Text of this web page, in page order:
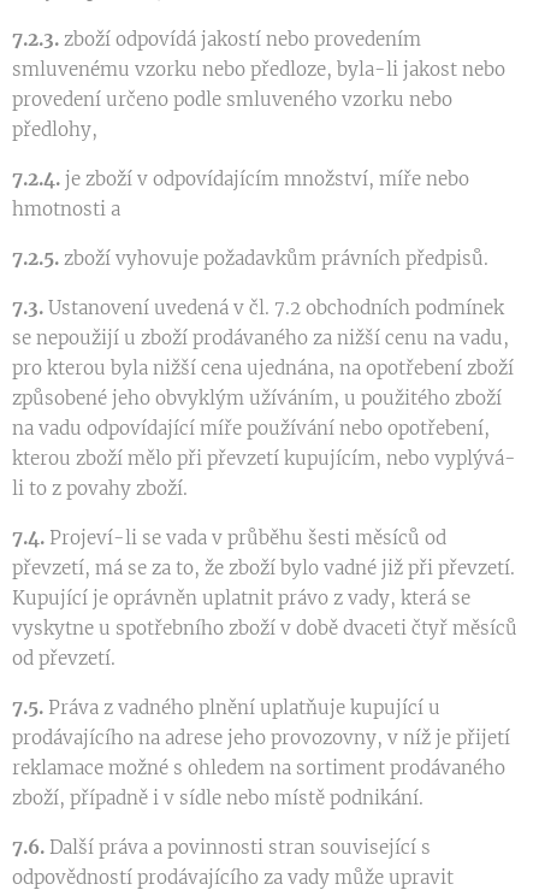
7.2.3. zboží odpovídá jakostí nebo provedením
smluvenému vzorku nebo předloze, byla-li jakost nebo
provedení určeno podle smluveného vzorku nebo
předlohy,
7.2.4. je zboží v odpovídajícím množství, míře nebo
hmotnosti a
7.2.5. zboží vyhovuje požadavkům právních předpisů.
7.3. Ustanovení uvedená v čl. 7.2 obchodních podmínek
se nepoužijí u zboží prodávaného za nižší cenu na vadu,
pro kterou byla nižší cena ujednána, na opotřebení zboží
způsobené jeho obvyklým užíváním, u použitého zboží
na vadu odpovídající míře používání nebo opotřebení,
kterou zboží mělo při převzetí kupujícím, nebo vyplývá-
li to z povahy zboží.
7.4. Projeví-li se vada v průběhu šesti měsíců od
převzetí, má se za to, že zboží bylo vadné již při převzetí.
Kupující je oprávněn uplatnit právo z vady, která se
vyskytne u spotřebního zboží v době dvaceti čtyř měsíců
od převzetí.
7.5. Práva z vadného plnění uplatňuje kupující u
prodávajícího na adrese jeho provozovny, v níž je přijetí
reklamace možné s ohledem na sortiment prodávaného
zboží, případně i v sídle nebo místě podnikání.
7.6. Další práva a povinnosti stran související s
odpovědností prodávajícího za vady může upravit